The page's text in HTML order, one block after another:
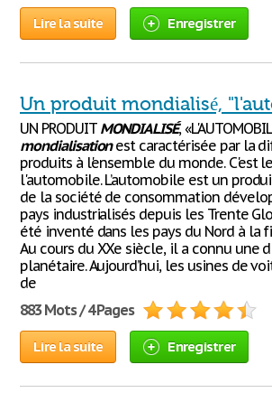
Lire la suite Enregistrer
Un produit mondialisé,
UN PRODUIT MONDIALISÉ,
mondialisationest caractérisée par la
produits à l'ensemble du monde. C'est
l'automobile. L’automobile est un
de la société de consommation
pays industrialisés depuis les Trente
été inventé dans les pays du Nord à la
Au cours du XXe siècle, il a connu une
planétaire. Aujourd’hui, les usines de
de
883 Mots / 4 Pages
Lire la suite Enregistrer